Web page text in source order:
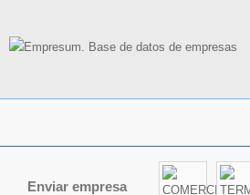
Enviar empresa